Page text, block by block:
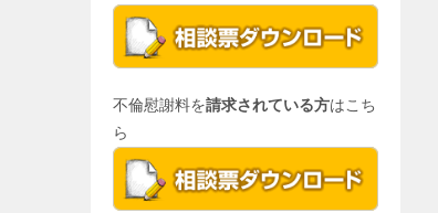
不倫慰謝料を請求されている方はこち
ら